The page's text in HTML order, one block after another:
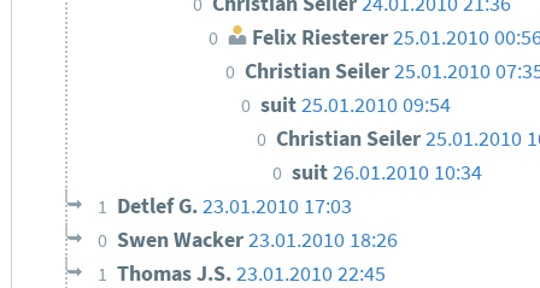
0 Felix Riesterer25.01.2010
0 Christian Seiler25.01.2010
0 suit25.01.2010 09:54
0 Christian Seiler25.01.2010
0 suit26.01.2010 10:34
1 Detlef G.23.01.2010 17:03
0 Swen Wacker23.01.2010 18:26
1 Thomas J.S.23.01.2010 22:45